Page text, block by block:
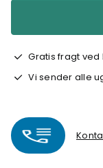
Gratis fragt
Vi sender alle